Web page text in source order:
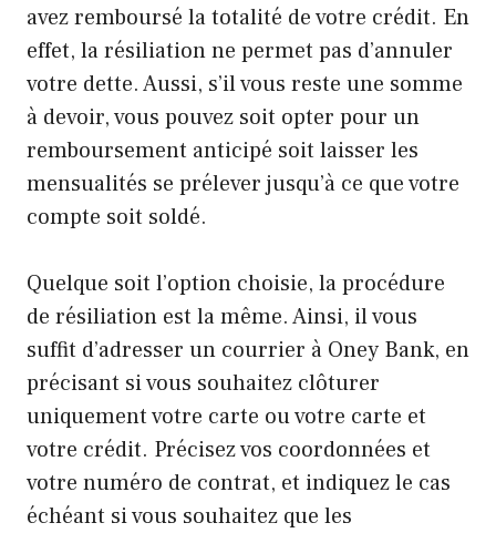
avez remboursé la totalité de votre crédit. En
effet, la résiliation ne permet pas d’annuler
votre dette. Aussi, s’il vous reste une somme
à devoir, vous pouvez soit opter pour un
remboursement anticipé soit laisser les
mensualités se prélever jusqu’à ce que votre
compte soit soldé.
Quelque soit l’option choisie, la procédure
de résiliation est la même. Ainsi, il vous
suffit d’adresser un courrier à Oney Bank, en
précisant si vous souhaitez clôturer
uniquement votre carte ou votre carte et
votre crédit. Précisez vos coordonnées et
votre numéro de contrat, et indiquez le cas
échéant si vous souhaitez que les